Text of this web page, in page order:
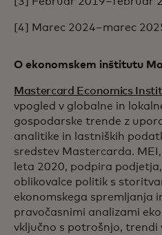
[4] Marec 2024–marec
O ekonomskem inštitutu
Mastercard Economics
vpogled v globalne in
gospodarske trende z
analitike in lastniških
sredstev Mastercarda.
leta 2020, podpira
oblikovalce politik s
ekonomskega spremljanja
pravočasnimi analizami
vključno s potrošnjo, trendi